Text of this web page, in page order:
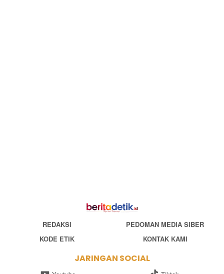
REDAKSI
PEDOMAN MEDIA SIBER
KODE ETIK
KONTAK KAMI
JARINGAN SOCIAL